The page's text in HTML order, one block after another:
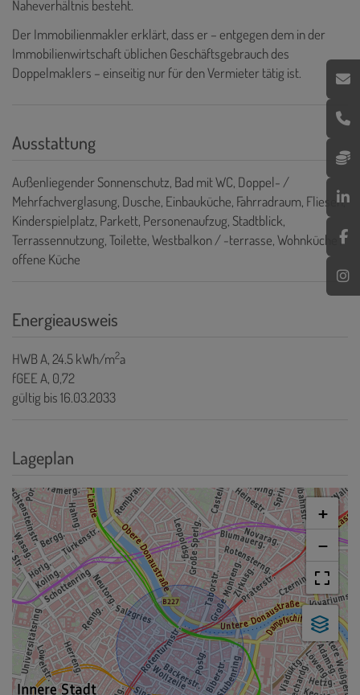
Naheverhältnis besteht.
Der Immobilienmakler erklärt, dass er – entgegen dem in der
Immobilienwirtschaft üblichen Geschäftsgebrauch des
Doppelmaklers – einseitig nur für den Vermieter tätig ist.
Ausstattung
Außenliegender Sonnenschutz Bad mit WC Doppel- /
Mehrfachverglasung Dusche Einbauküche Fahrradraum Fliesen
Kinderspielplatz Parkett Personenaufzug Stadtblick
Terrassennutzung Toilette Westbalkon / -terrasse Wohnküche /
offene Küche
Energieausweis
HWBA, 24.5 kWh/m2a
fGEEA, 0,72
gültig bis16.03.2033
Lageplan
+
−